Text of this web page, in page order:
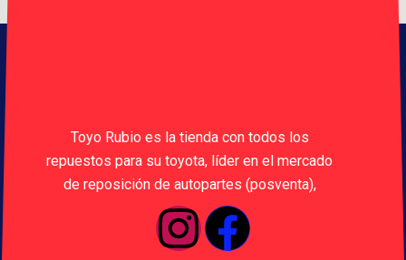
Toyo Rubio es la tienda con todos los
repuestos para su toyota, líder en el mercado
de reposición de autopartes (posventa),